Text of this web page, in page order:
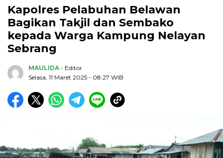
Kapolres Pelabuhan Belawan
Bagikan Takjil dan Sembako
kepada Warga Kampung Nelayan
Sebrang
MAULIDA - Editor
Selasa, 11 Maret 2025 - 08:27 WIB